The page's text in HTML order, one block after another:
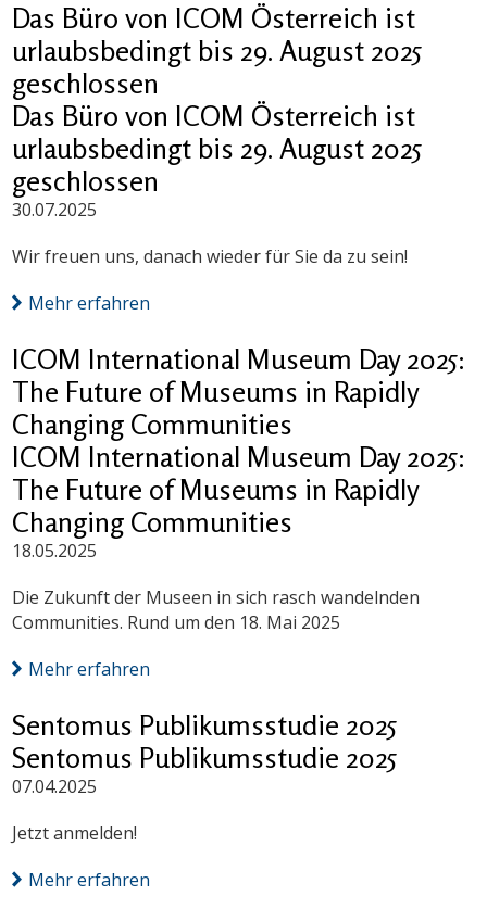
Das Büro von ICOM Österreich ist
urlaubsbedingt bis 29. August 2025
geschlossen
Das Büro von ICOM Österreich ist
urlaubsbedingt bis 29. August 2025
geschlossen
30.07.2025
Wir freuen uns, danach wieder für Sie da zu sein!
Mehr erfahren
ICOM International Museum Day 2025:
The Future of Museums in Rapidly
Changing Communities
ICOM International Museum Day 2025:
The Future of Museums in Rapidly
Changing Communities
18.05.2025
Die Zukunft der Museen in sich rasch wandelnden
Communities. Rund um den 18. Mai 2025
Mehr erfahren
Sentomus Publikumsstudie 2025
Sentomus Publikumsstudie 2025
07.04.2025
Jetzt anmelden!
Mehr erfahren